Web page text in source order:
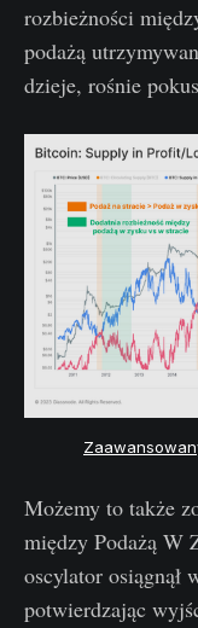
rozbieżności
podażą
dzieje, rośnie
Możemy to także
między Podażą W
oscylator osiągnął
potwierdzając